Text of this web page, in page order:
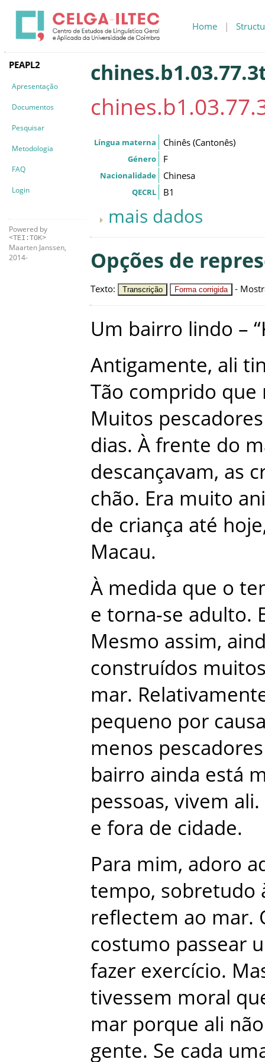
Home |
PEAPL2
Apresentação
Documentos
Pesquisar
Metodologia
FAQ
Login
Powered by
<TEI:TOK>
Maarten Janssen,
2014-
Língua materna Chinês (Cantonês)
Género F
Nacionalidade Chinesa
QECRL B1
mais dados
Opções de
Texto: Transcrição Forma corrigida -
Um bairro lindo –
Antigamente, ali
Tão comprido que
Muitos pescadores
dias. À frente do
descançavam, as
chão. Era muito
de criança até hoje
Macau.
À medida que o
e torna-se adulto.
Mesmo assim,
construídos
mar.
pequeno por
menos pescadores
bairro ainda está
pessoas, vivem ali.
e fora de cidade.
Para mim, adoro
tempo, sobretudo
reflectem ao mar.
costumo passear
fazer exercício.
tivessem moral
mar porque ali não
gente. Se cada